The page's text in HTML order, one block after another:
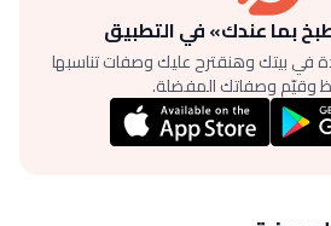
بما عندك» في التطبيق
في بيتك وهنقترح عليك وصفات تناسبها
وقيّم وصفاتك المفضلة.